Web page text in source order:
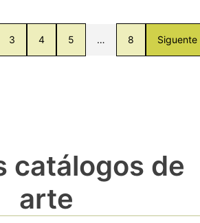
3 4 5 … 8 Siguente
catálogos de
arte